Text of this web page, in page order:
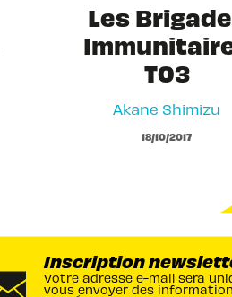
Les
T03
Akane Shimizu
18/10/2017
Inscription
Votre adresse e-mail sera
vous envoyer des